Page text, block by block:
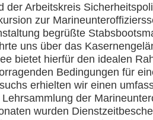
der Arbeitskreis
zur
begrüßte
uns über das
bietet hierfür den idealen
Bedingungen für
erhielten wir einen
der
wurden